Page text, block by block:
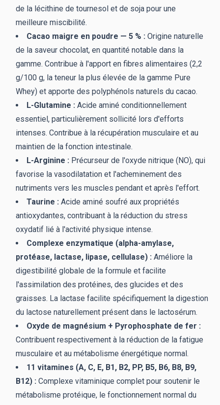
de la lécithine de tournesol et de soja pour une
meilleure miscibilité.
Cacao maigre en poudre — 5 % : Origine naturelle
de la saveur chocolat, en quantité notable dans la
gamme. Contribue à l'apport en fibres alimentaires (2,2
g/100 g, la teneur la plus élevée de la gamme Pure
Whey) et apporte des polyphénols naturels du cacao.
L-Glutamine : Acide aminé conditionnellement
essentiel, particulièrement sollicité lors d'efforts
intenses. Contribue à la récupération musculaire et au
maintien de la fonction intestinale.
L-Arginine : Précurseur de l'oxyde nitrique (NO), qui
favorise la vasodilatation et l'acheminement des
nutriments vers les muscles pendant et après l'effort.
Taurine : Acide aminé soufré aux propriétés
antioxydantes, contribuant à la réduction du stress
oxydatif lié à l'activité physique intense.
Complexe enzymatique (alpha-amylase,
protéase, lactase, lipase, cellulase) : Améliore la
digestibilité globale de la formule et facilite
l'assimilation des protéines, des glucides et des
graisses. La lactase facilite spécifiquement la digestion
du lactose naturellement présent dans le lactosérum.
Oxyde de magnésium + Pyrophosphate de fer :
Contribuent respectivement à la réduction de la fatigue
musculaire et au métabolisme énergétique normal.
11 vitamines (A, C, E, B1, B2, PP, B5, B6, B8, B9,
B12) : Complexe vitaminique complet pour soutenir le
métabolisme protéique, le fonctionnement normal du